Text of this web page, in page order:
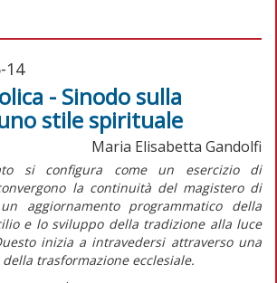
14
- Sinodo sulla
stile spirituale
Maria Elisabetta Gandolfi
si configura come un esercizio di
la continuità del magistero di
aggiornamento programmatico della
e lo sviluppo della tradizione alla luce
inizia a intravedersi attraverso una
trasformazione ecclesiale.